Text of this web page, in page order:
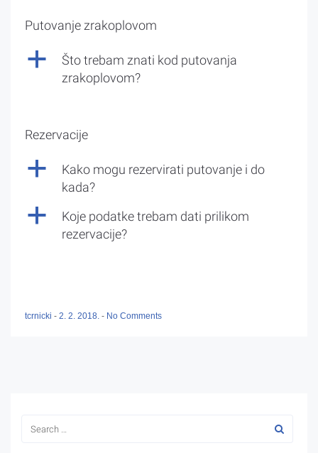
Putovanje zrakoplovom
a
Što trebam znati kod putovanja
zrakoplovom?
Rezervacije
a
Kako mogu rezervirati putovanje i do
kada?
a
Koje podatke trebam dati prilikom
rezervacije?
tcrnicki - 2. 2. 2018. - No Comments